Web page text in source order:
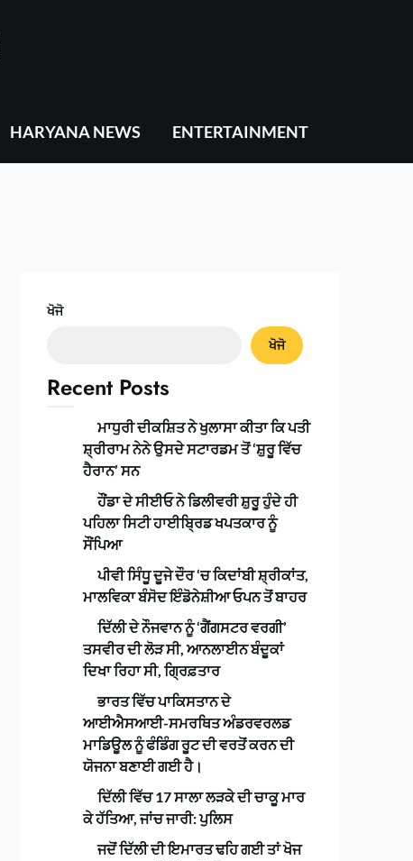
HARYANA NEWS ENTERTAINMENT
ਖੋਜੋ
ਖੋਜੋ
Recent Posts
ਮਾਧੁਰੀ ਦੀਕਸ਼ਿਤ ਨੇ ਖੁਲਾਸਾ ਕੀਤਾ ਕਿ ਪਤੀ
ਸ਼੍ਰੀਰਾਮ ਨੇਨੇ ਉਸਦੇ ਸਟਾਰਡਮ ਤੋਂ ‘ਸ਼ੁਰੂ ਵਿੱਚ
ਹੈਰਾਨ’ ਸਨ
ਹੌਂਡਾ ਦੇ ਸੀਈਓ ਨੇ ਡਿਲੀਵਰੀ ਸ਼ੁਰੂ ਹੁੰਦੇ ਹੀ
ਪਹਿਲਾ ਸਿਟੀ ਹਾਈਬ੍ਰਿਡ ਖਪਤਕਾਰ ਨੂੰ
ਸੌਂਪਿਆ
ਪੀਵੀ ਸਿੰਧੂ ਦੂਜੇ ਦੌਰ ‘ਚ ਕਿਦਾਂਬੀ ਸ਼੍ਰੀਕਾਂਤ,
ਮਾਲਵਿਕਾ ਬੰਸੋਦ ਇੰਡੋਨੇਸ਼ੀਆ ਓਪਨ ਤੋਂ ਬਾਹਰ
ਦਿੱਲੀ ਦੇ ਨੌਜਵਾਨ ਨੂੰ ‘ਗੈਂਗਸਟਰ ਵਰਗੀ’
ਤਸਵੀਰ ਦੀ ਲੋੜ ਸੀ, ਆਨਲਾਈਨ ਬੰਦੂਕਾਂ
ਦਿਖਾ ਰਿਹਾ ਸੀ, ਗ੍ਰਿਫ਼ਤਾਰ
ਭਾਰਤ ਵਿੱਚ ਪਾਕਿਸਤਾਨ ਦੇ
ਆਈਐਸਆਈ-ਸਮਰਥਿਤ ਅੰਡਰਵਰਲਡ
ਮਾਡਿਊਲ ਨੂੰ ਫੰਡਿੰਗ ਰੂਟ ਦੀ ਵਰਤੋਂ ਕਰਨ ਦੀ
ਯੋਜਨਾ ਬਣਾਈ ਗਈ ਹੈ।
ਦਿੱਲੀ ਵਿੱਚ 17 ਸਾਲਾ ਲੜਕੇ ਦੀ ਚਾਕੂ ਮਾਰ
ਕੇ ਹੱਤਿਆ, ਜਾਂਚ ਜਾਰੀ: ਪੁਲਿਸ
ਜਦੋਂ ਦਿੱਲੀ ਦੀ ਇਮਾਰਤ ਢਹਿ ਗਈ ਤਾਂ ਖੋਜ